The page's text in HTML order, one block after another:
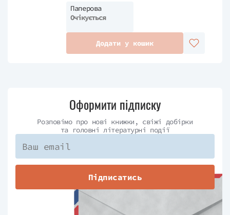
Паперова
Очікується
Додати у кошик
Оформити підписку
Розповімо про нові книжки, свіжі добірки
та головні літературні події
Підписатись